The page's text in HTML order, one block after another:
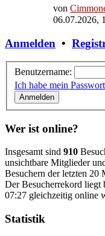
von
06.07.2026,
Anmelden •
Benutzername:
Ich habe mein
Wer ist online?
Insgesamt sind 910
unsichtbare Mitglieder
Besuchern der letzten 20
Der Besucherrekord liegt
07:27 gleichzeitig online
Statistik